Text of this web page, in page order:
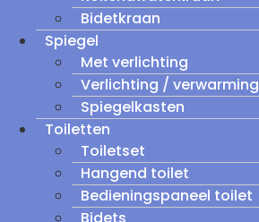
Bidetkraan
Spiegel
Met verlichting
Verlichting / verwarming
Spiegelkasten
Toiletten
Toiletset
Hangend toilet
Bedieningspaneel toilet
Bidets